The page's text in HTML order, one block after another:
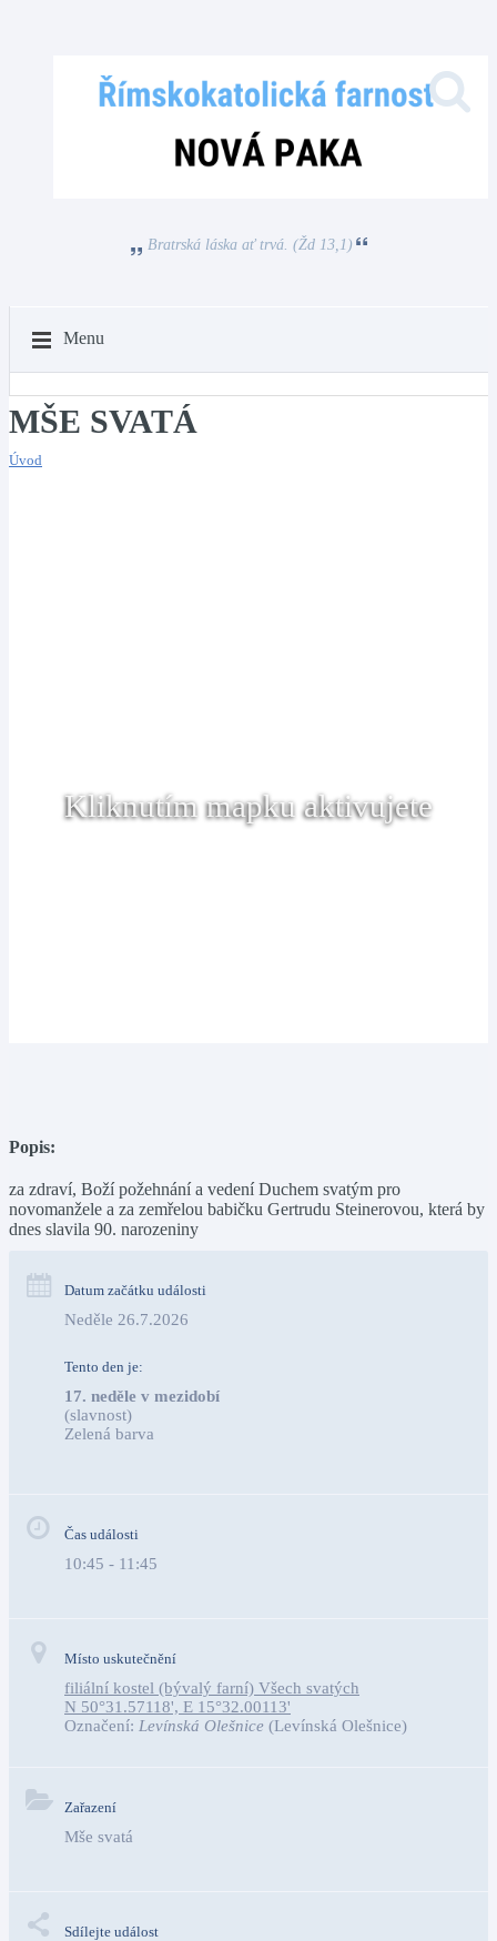
Bratrská láska ať trvá. (Žd 13,1)
Menu
MŠE SVATÁ
Úvod
Kliknutím mapku aktivujete
Popis:
za zdraví, Boží požehnání a vedení Duchem svatým pro
novomanžele a za zemřelou babičku Gertrudu Steinerovou, která by
dnes slavila 90. narozeniny
Datum začátku události
Neděle 26.7.2026
Tento den je:
17. neděle v mezidobí
(slavnost)
Zelená barva
Čas události
10:45 - 11:45
Místo uskutečnění
filiální kostel (bývalý farní) Všech svatých
N 50°31.57118', E 15°32.00113'
Označení: Levínská Olešnice (Levínská Olešnice)
Zařazení
Mše svatá
Sdílejte událost